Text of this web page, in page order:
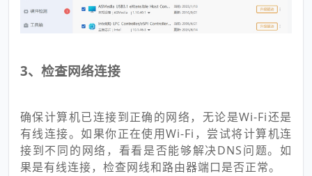
3、检查网络连接
确保计算机已连接到正确的网络，无论是Wi-Fi还是
有线连接。如果你正在使用Wi-Fi，尝试将计算机连
接到不同的网络，看看是否能够解决DNS问题。如
果是有线连接，检查网线和路由器端口是否正常。